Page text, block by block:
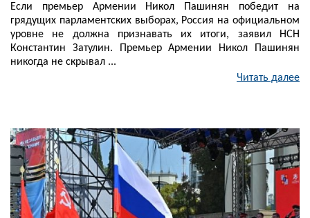
Если премьер Армении Никол Пашинян победит на
грядущих парламентских выборах, Россия на официальном
уровне не должна признавать их итоги, заявил НСН
Константин Затулин. Премьер Армении Никол Пашинян
никогда не скрывал ...
Читать далее